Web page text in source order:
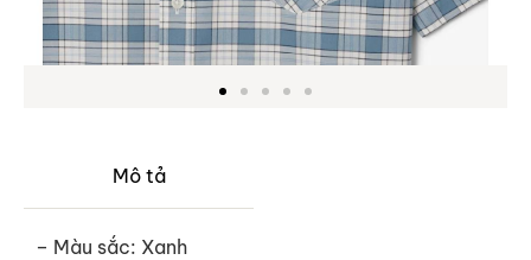
Mô tả
– Màu sắc: Xanh